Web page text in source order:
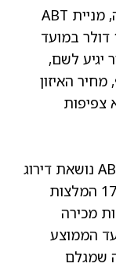
כדי שהעסקה הזו תהיה רווחית במלואה, מניית ABT
תצטרך לעלות מעל מחיר המימוש 115 דולר במועד
יגיע לשם,
של 104%. בנוסף, מחיר האיזון
שיא צפיפות
מנקודת המבט של וול סטריט, מניית ABT נושאת דירוג
קונצנזוס של קנייה חזקה, המבוסס על 17 המלצות
מכירה
הממוצע
שמגלם